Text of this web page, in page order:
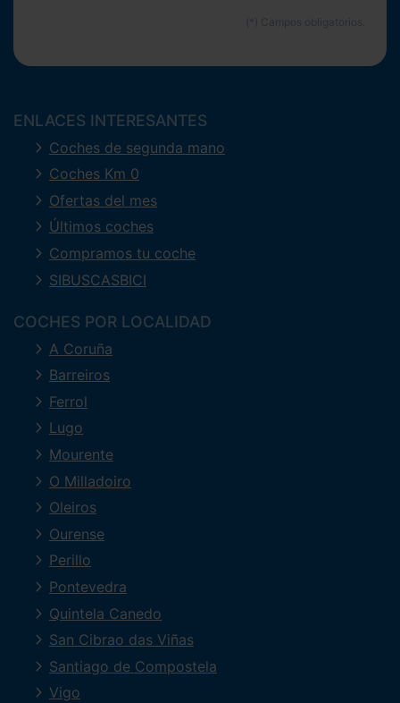
ENLACES INTERESANTES
Coches de segunda mano
Coches Km 0
Ofertas del mes
Últimos coches
Compramos tu coche
SIBUSCASBICI
COCHES POR LOCALIDAD
A Coruña
Barreiros
Ferrol
Lugo
Mourente
O Milladoiro
Oleiros
Ourense
Perillo
Pontevedra
Quintela Canedo
San Cibrao das Viñas
Santiago de Compostela
Vigo